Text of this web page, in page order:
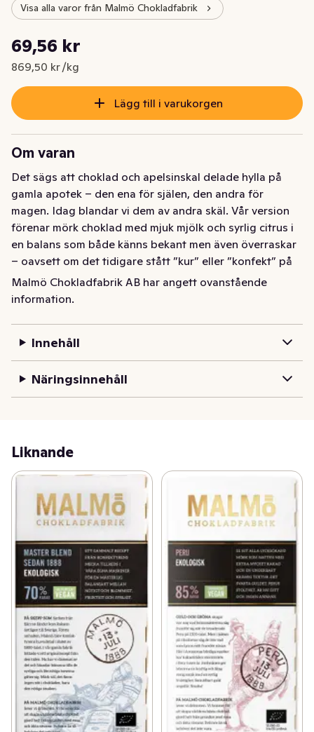
Visa alla varor från Malmö Chokladfabrik
Nuvarande pris är: 69,56 kr
69,56 kr
869,50 kr /kg
Styckpris: 869,50 kr /kg
Lägg till i varukorgen
Om varan
Det sägs att choklad och apelsinskal delade hylla på
gamla apotek – den ena för själen, den andra för
magen. Idag blandar vi dem av andra skäl. Vår version
förenar mörk choklad med mjuk mjölk och syrlig citrus i
en balans som både känns bekant men även överraskar
– oavsett om det tidigare stått ”kur” eller ”konfekt” på
etiketten. Resultatet? Ett litet uppvaknande för alla
sinnen som vi valt att kalla Solapelsin.
gluten.
Malmö Chokladfabrik AB har angett ovanstående
information.
Innehåll
Näringsinnehåll
Liknande